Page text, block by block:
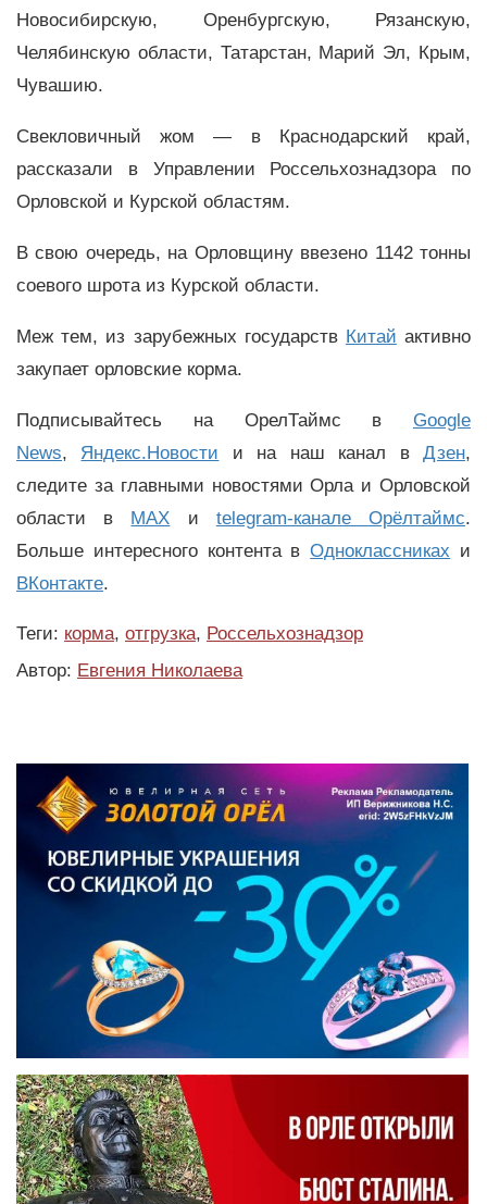
Новосибирскую, Оренбургскую, Рязанскую,
Челябинскую области, Татарстан, Марий Эл, Крым,
Чувашию.
Свекловичный жом — в Краснодарский край,
рассказали в Управлении Россельхознадзора по
Орловской и Курской областям.
В свою очередь, на Орловщину ввезено 1142 тонны
соевого шрота из Курской области.
Меж тем, из зарубежных государств Китай активно
закупает орловские корма.
Подписывайтесь на ОрелТаймс в Google
News, Яндекс.Новости и на наш канал вДзен,
следите за главными новостями Орла и Орловской
области в MAX и telegram-канале Орёлтаймс.
Больше интересного контента вОдноклассниках и
ВКонтакте.
Теги: корма, отгрузка, Россельхознадзор
Автор: Евгения Николаева